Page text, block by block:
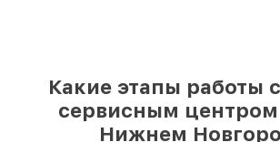
Какие этапы работы
сервисным центром
Нижнем